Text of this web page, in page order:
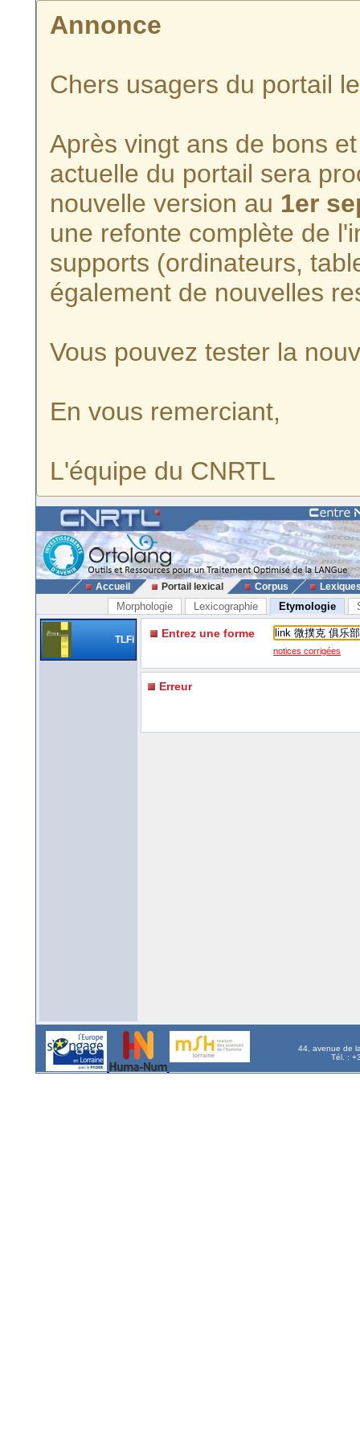
Annonce
Chers usagers du portail
Après vingt ans de bons
actuelle du portail sera
nouvelle version au 1er
une refonte complète de
supports (ordinateurs,
également de nouvelles
Vous pouvez tester la
En vous remerciant,
L'équipe du CNRTL
Accueil Portail lexical Corpus
Morphologie Lexicographie Etymologie
TLFi Entrez une forme
notices corrigées
Erreur
44, avenue de
Tél. :